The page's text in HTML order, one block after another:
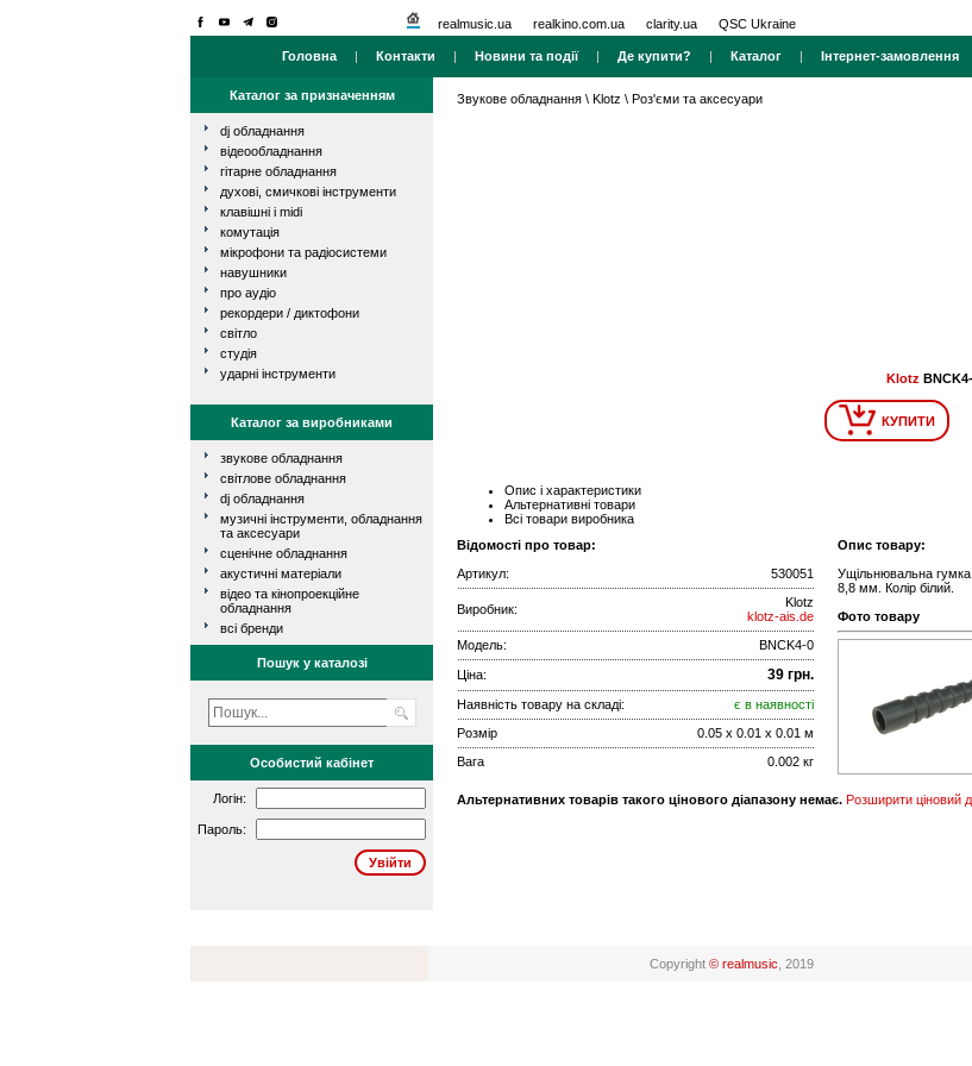
realmusic.ua realkino.com.ua clarity.ua QSC Ukraine
Головна | Контакти | Новини та події| Де купити? | Каталог | Інтернет-замовлення
Каталог за призначенням
dj обладнання
відеообладнання
гітарне обладнання
духові, смичкові інструменти
клавішні і midi
комутація
мікрофони та радіосистеми
навушники
про аудіо
рекордери / диктофони
світло
студія
ударні інструменти
Каталог за виробниками
звукове обладнання
світлове обладнання
dj обладнання
музичні інструменти, обладнання
та аксесуари
сценічне обладнання
акустичні матеріали
відео та кінопроекційне
обладнання
всі бренди
Пошук у каталозі
Особистий кабінет
Логін:
Пароль:
Звукове обладнання \ Klotz \ Роз'єми та аксесуари
Klotz
КУПИТИ
Опис і характеристики
Альтернативні товари
Всі товари виробника
Відомості про товар:
Артикул:
530051
Виробник:
Klotz
klotz-ais.de
Модель:
BNCK4-0
Ціна: 39 грн.
Наявність товару на складі:
є в наявності
Розмір
0.05 x 0.01 x 0.01 м
Вага
0.002 кг
Опис товару:
Ущільнювальна
8,8 мм. Колір білий.
Фото товару
Альтернативних товарів такого цінового діапазону немає. Розширити ціновий
Copyright © realmusic , 2019